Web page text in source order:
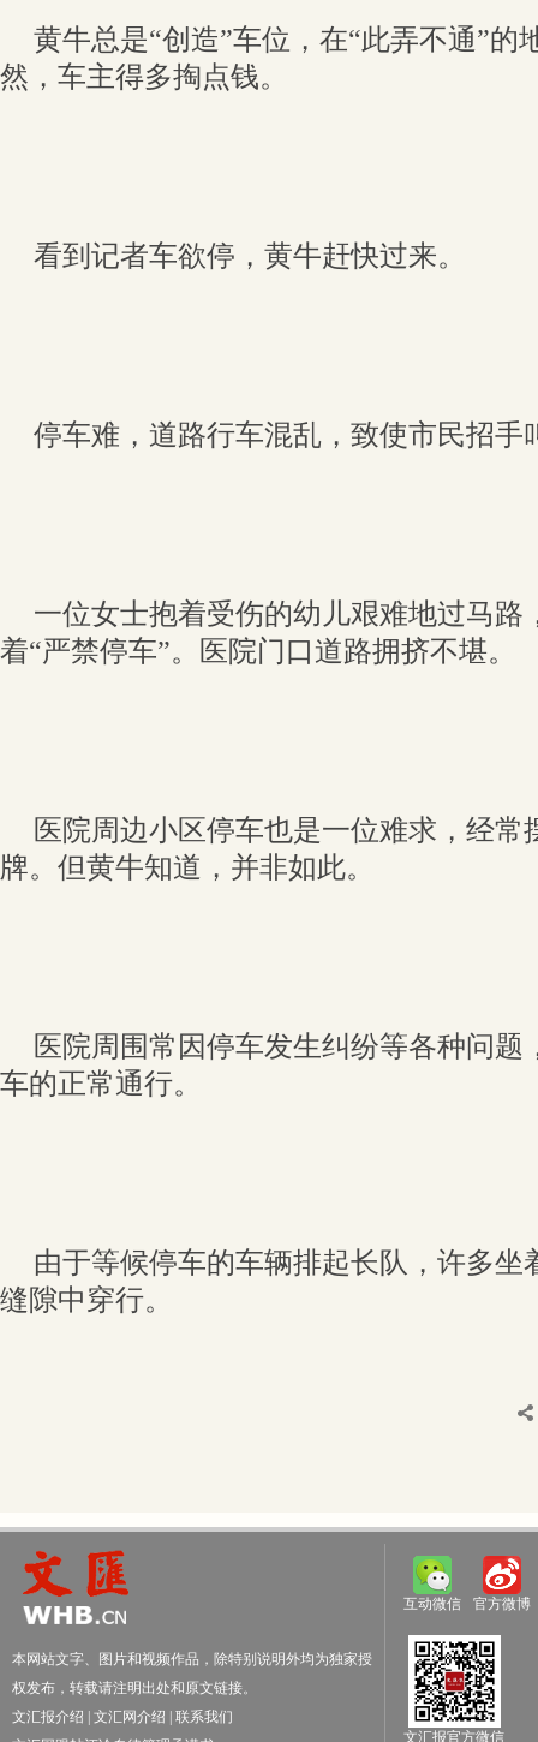
黄牛总是“创造”车位，在“此弄不通”的
然，车主得多掏点钱。
看到记者车欲停，黄牛赶快过来。
停车难，道路行车混乱，致使市民招手
一位女士抱着受伤的幼儿艰难地过马路
着“严禁停车”。医院门口道路拥挤不堪。
医院周边小区停车也是一位难求，经常
牌。但黄牛知道，并非如此。
医院周围常因停车发生纠纷等各种问题
车的正常通行。
由于等候停车的车辆排起长队，许多坐
缝隙中穿行。
本网站文字、图片和视频作品，除特别说明外均为独家授
权发布，转载请注明出处和原文链接。
文汇报介绍
文汇网介绍
联系我们
互动微信 官方微博
文汇报官方微信